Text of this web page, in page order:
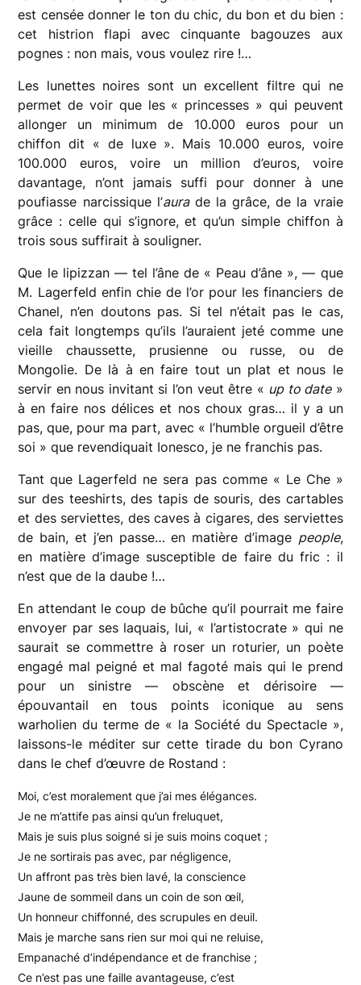
est censée donner le ton du chic, du bon et du bien :
cet histrion flapi avec cinquante bagouzes aux
pognes : non mais, vous voulez rire !…
Les lunettes noires sont un excellent filtre qui ne
permet de voir que les « princesses » qui peuvent
allonger un minimum de 10.000 euros pour un
chiffon dit « de luxe ». Mais 10.000 euros, voire
100.000 euros, voire un million d’euros, voire
davantage, n’ont jamais suffi pour donner à une
poufiasse narcissique l’aurade la grâce, de la vraie
grâce : celle qui s’ignore, et qu’un simple chiffon à
trois sous suffirait à souligner.
Que le lipizzan — tel l’âne de « Peau d’âne », — que
M. Lagerfeld enfin chie de l’or pour les financiers de
Chanel, n’en doutons pas. Si tel n’était pas le cas,
cela fait longtemps qu’ils l’auraient jeté comme une
vieille chaussette, prusienne ou russe, ou de
Mongolie. De là à en faire tout un plat et nous le
servir en nous invitant si l’on veut être « up to date»
à en faire nos délices et nos choux gras… il y a un
pas, que, pour ma part, avec « l’humble orgueil d’être
soi » que revendiquait Ionesco, je ne franchis pas.
Tant que Lagerfeld ne sera pas comme « Le Che »
sur des teeshirts, des tapis de souris, des cartables
et des serviettes, des caves à cigares, des serviettes
de bain, et j’en passe… en matière d’image people,
en matière d’image susceptible de faire du fric : il
n’est que de la daube !…
En attendant le coup de bûche qu’il pourrait me faire
envoyer par ses laquais, lui, « l’artistocrate » qui ne
saurait se commettre à roser un roturier, un poète
engagé mal peigné et mal fagoté mais qui le prend
pour un sinistre — obscène et dérisoire —
épouvantail en tous points iconique au sens
warholien du terme de « la Société du Spectacle »,
laissons-le méditer sur cette tirade du bon Cyrano
dans le chef d’œuvre de Rostand :
Moi, c’est moralement que j’ai mes élégances.
Je ne m’attife pas ainsi qu’un freluquet,
Mais je suis plus soigné si je suis moins coquet ;
Je ne sortirais pas avec, par négligence,
Un affront pas très bien lavé, la conscience
Jaune de sommeil dans un coin de son œil,
Un honneur chiffonné, des scrupules en deuil.
Mais je marche sans rien sur moi qui ne reluise,
Empanaché d’indépendance et de franchise ;
Ce n’est pas une faille avantageuse, c’est